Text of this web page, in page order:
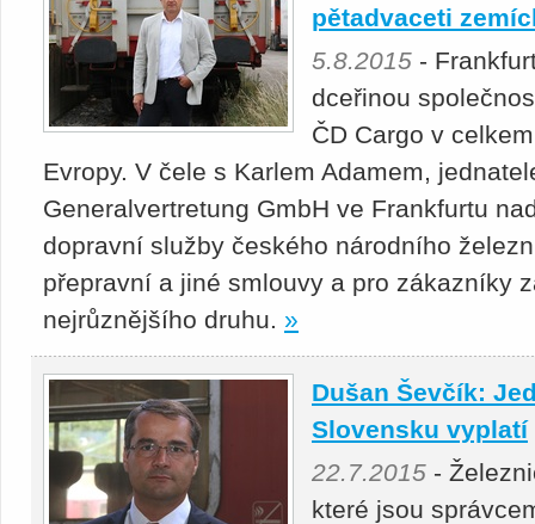
pětadvaceti
5.8.2015 -
dceřinou
ČD Cargo v
Evropy. V čele s Karlem Adamem,
Generalvertretung GmbH ve Frankfurtu
dopravní služby českého národního
přepravní a jiné smlouvy a pro zákazníky
nejrůznějšího druhu. »
Dušan Ševčík:
Slovensku vyplatí
22.7.2015 -
které jsou